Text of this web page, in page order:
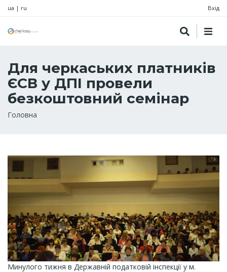
ua | ru Вхід
Для черкаських платників
ЄСВ у ДПІ провели
безкоштовний семінар
Рядок
Головна
Минулого тижня в Державній податковій інспекції у м.